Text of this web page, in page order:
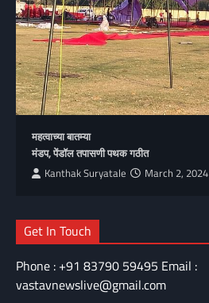
महत्वाच्या बातम्या
मंडप, पेंडॉल तपासणी पथक गठीत
Kanthak Suryatale March 2, 2024
Get In Touch
Phone : +91 83790 59495 Email :
vastavnewslive@gmail.com